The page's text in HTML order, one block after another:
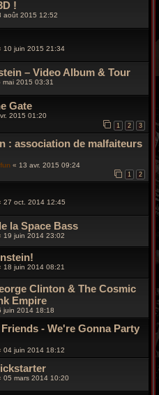
!
août 2015 12:52
10 juin 2015 21:34
– Video Album & Tour
mai 2015 03:31
Gate
2015 01:20
1 2 3
: association de malfaiteurs
« 13 avr. 2015 09:24
1 2
27 oct. 2014 12:45
la Space Bass
19 juin 2014 23:02
18 juin 2014 08:21
Clinton & The Cosmic
Empire
juin 2014 18:18
- We're Gonna Party
04 juin 2014 18:12
05 mars 2014 10:20